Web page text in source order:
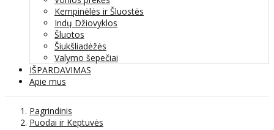
Kempinėlės ir Šluostės
Indų Džiovyklos
Šluotos
Šiukšliadėžės
Valymo šepečiai
IŠPARDAVIMAS
Apie mus
Pagrindinis
Puodai ir Keptuvės